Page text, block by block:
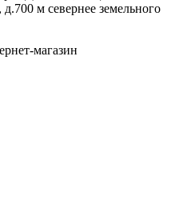
м севернее земельного
магазин